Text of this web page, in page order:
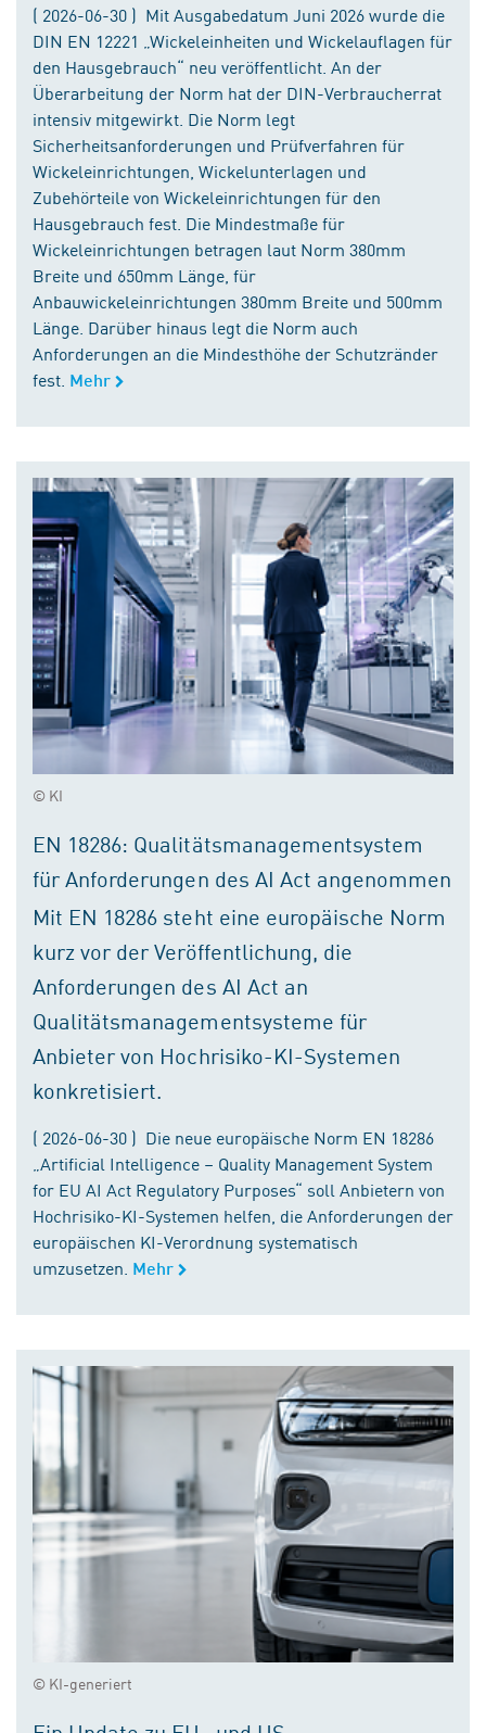
( 2026-06-30 ) Mit Ausgabedatum Juni 2026 wurde die
DIN EN 12221 „Wickeleinheiten und Wickelauflagen für
den Hausgebrauch“ neu veröffentlicht. An der
Überarbeitung der Norm hat der DIN-Verbraucherrat
intensiv mitgewirkt. Die Norm legt
Sicherheitsanforderungen und Prüfverfahren für
Wickeleinrichtungen, Wickelunterlagen und
Zubehörteile von Wickeleinrichtungen für den
Hausgebrauch fest. Die Mindestmaße für
Wickeleinrichtungen betragen laut Norm 380mm
Breite und 650mm Länge, für
Anbauwickeleinrichtungen 380mm Breite und 500mm
Länge. Darüber hinaus legt die Norm auch
Anforderungen an die Mindesthöhe der Schutzränder
fest. Mehr
© KI
EN 18286: Qualitätsmanagementsystem
für Anforderungen des AI Act angenommen
Mit EN 18286 steht eine europäische Norm
kurz vor der Veröffentlichung, die
Anforderungen des AI Act an
Qualitätsmanagementsysteme für
Anbieter von Hochrisiko-KI-Systemen
konkretisiert.
( 2026-06-30 ) Die neue europäische Norm EN 18286
„Artificial Intelligence – Quality Management System
for EU AI Act Regulatory Purposes“ soll Anbietern von
Hochrisiko-KI-Systemen helfen, die Anforderungen der
europäischen KI-Verordnung systematisch
umzusetzen. Mehr
© KI-generiert